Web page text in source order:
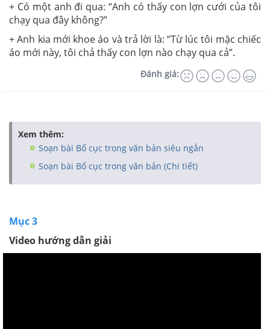
+ Có một anh đi qua: “Anh có thấy con lợn cưới của tôi
chạy qua đây không?”
+ Anh kia mới khoe áo và trả lời là: “Từ lúc tôi mặc chiếc
áo mới này, tôi chả thấy con lợn nào chạy qua cả”.
Đánh giá:
Xem thêm:
Soạn bài Bố cục trong văn bản siêu ngắn
Soạn bài Bố cục trong văn bản (Chi tiết)
Mục 3
Video hướng dẫn giải